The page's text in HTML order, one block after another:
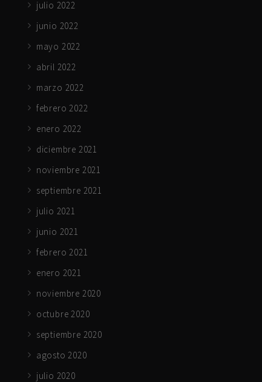
julio 2022
junio 2022
mayo 2022
abril 2022
marzo 2022
febrero 2022
enero 2022
diciembre 2021
noviembre 2021
septiembre 2021
julio 2021
junio 2021
febrero 2021
enero 2021
noviembre 2020
octubre 2020
septiembre 2020
agosto 2020
julio 2020